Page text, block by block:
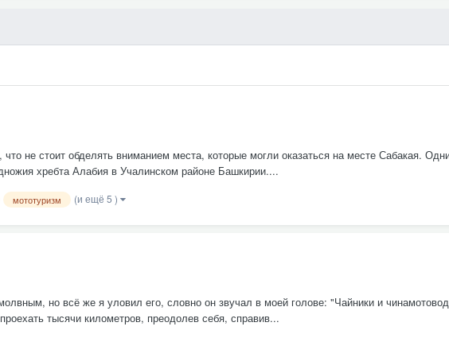
не стоит обделять вниманием места, которые могли оказаться на месте Сабакая.
хребта Алабия в Учалинском районе Башкирии....
мототуризм (и ещё 5 )
но всё же я уловил его, словно он звучал в моей голове: "Чайники и
тысячи километров, преодолев себя, справив...